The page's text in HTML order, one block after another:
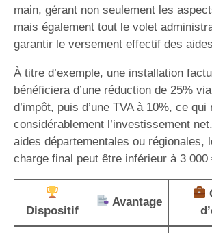
main, gérant non seulement les
mais également tout le volet
garantir le versement effectif des
À titre d’exemple, une installation
bénéficiera d’une réduction de 25%
d’impôt, puis d’une TVA à 10%, ce qui
considérablement l’investissement
aides départementales ou régionales,
charge final peut être inférieur à 3 000
Dispositif
Avantage